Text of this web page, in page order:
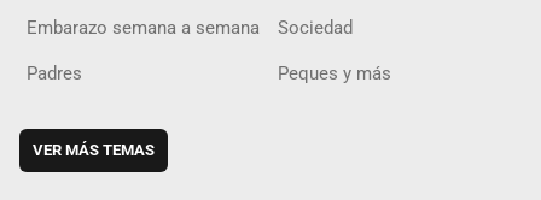
Embarazo semana a semana Sociedad
Padres Peques y más
VER MÁS TEMAS